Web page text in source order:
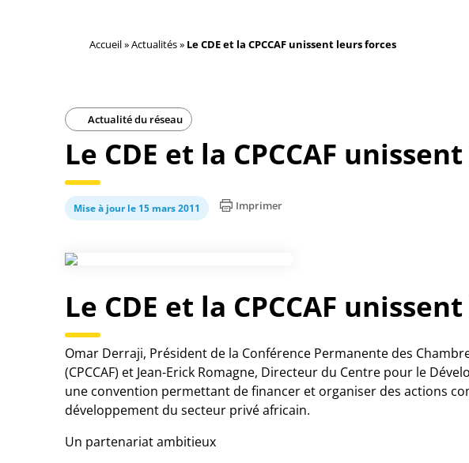
Accueil»Actualités» Le CDE et la CPCCAF unissent leurs forces
Actualité du réseau
Le CDE et la CPCCAF
Mise à jour le 15 mars 2011 Imprimer
Le CDE et la CPCCAF
Omar Derraji, Président de la Conférence Permanente des
(CPCCAF) et Jean-Erick Romagne, Directeur du Centre pour le
une convention permettant de financer et organiser des actions
développement du secteur privé africain.
Un partenariat ambitieux